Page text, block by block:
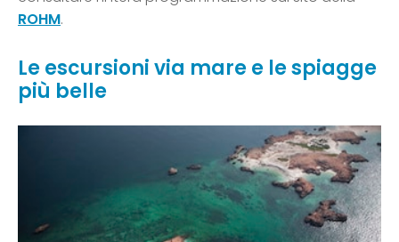
ROHM.
Le escursioni via mare e le spiagge
più belle